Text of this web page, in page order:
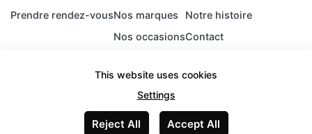
Prendre rendez-vousNos marques
Nos occasions
Notre histoire
Contact
CGV
This website uses cookies
Settings
Reject All Accept All